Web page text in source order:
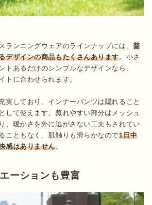
ランニングウェアのラインナップには、普
デザインの商品もたくさんあります。小さ
トあるだけのシンプルなデザインなら、
トに合わせられます。
実しており、インナーパンツは隠れること
して使えます。蒸れやすい部分はメッシュ
、暖かさを外に逃がさない工夫もされてい
こともなく、肌触りも滑らかなので1日中
感はありません。
ーションも豊富